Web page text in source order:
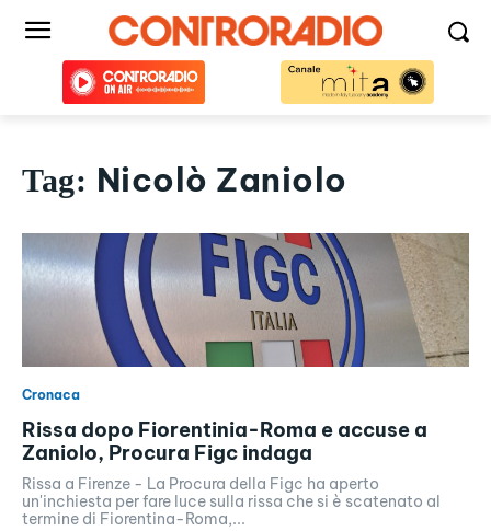
Tag: Nicolò Zaniolo
Cronaca
Rissa dopo Fiorentinia-Roma e accuse a
Zaniolo, Procura Figc indaga
Rissa a Firenze - La Procura della Figc ha aperto
un'inchiesta per fare luce sulla rissa che si è scatenato al
termine di Fiorentina-Roma,...